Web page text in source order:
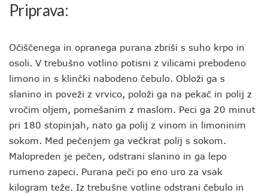
Priprava:
Očiščenega in opranega purana zbriši s suho krpo in
osoli. V trebušno votlino potisni z vilicami prebodeno
limono in s klinčki nabodeno čebulo. Obloži ga s
slanino in poveži z vrvico, položi ga na pekač in polij z
vročim oljem, pomešanim z maslom. Peci ga 20 minut
pri 180 stopinjah, nato ga polij z vinom in limoninim
sokom. Med pečenjem ga večkrat polij s sokom.
Malopreden je pečen, odstrani slanino in ga lepo
rumeno zapeci. Purana peči po eno uro za vsak
kilogram teže. Iz trebušne votline odstrani čebulo in